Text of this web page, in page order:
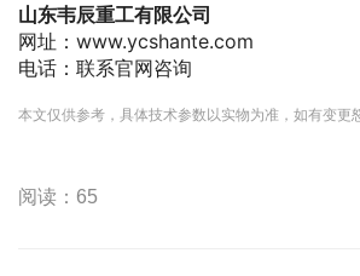
山东韦辰重工有限公司
网址：www.ycshante.com
电话：联系官网咨询
本文仅供参考，具体技术参数以实物为准，如有变更
阅读：65